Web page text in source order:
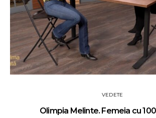
VEDETE
Olimpia Melinte. Femeia cu